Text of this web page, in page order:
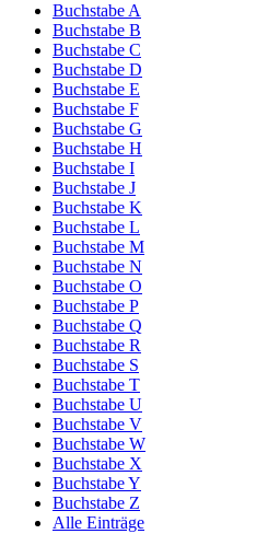
Buchstabe A
Buchstabe B
Buchstabe C
Buchstabe D
Buchstabe E
Buchstabe F
Buchstabe G
Buchstabe H
Buchstabe I
Buchstabe J
Buchstabe K
Buchstabe L
Buchstabe M
Buchstabe N
Buchstabe O
Buchstabe P
Buchstabe Q
Buchstabe R
Buchstabe S
Buchstabe T
Buchstabe U
Buchstabe V
Buchstabe W
Buchstabe X
Buchstabe Y
Buchstabe Z
Alle Einträge